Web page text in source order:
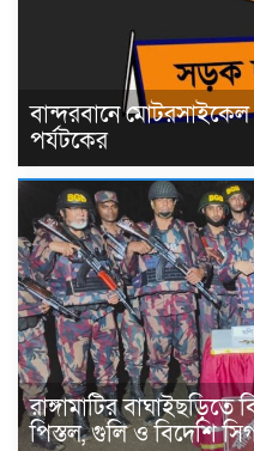
বান্দরবানে
পর্যটকের
রাঙ্গামাটির বাঘাইছড়িতে
পিস্তল, গুলি ও বিদেশি